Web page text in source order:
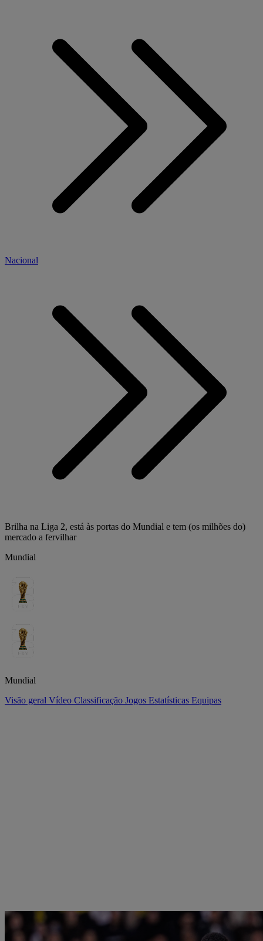
Nacional
Brilha na Liga 2, está às portas do Mundial e tem (os milhões do)
mercado a fervilhar
Mundial
Mundial
Visão geral Vídeo Classificação Jogos Estatísticas Equipas